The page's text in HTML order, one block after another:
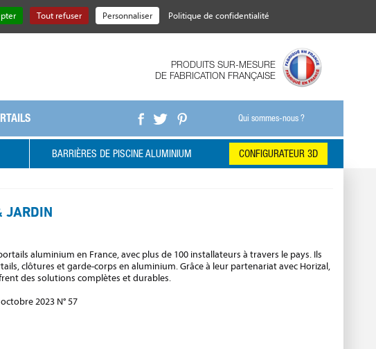
PRODUITS SUR-MESURE
DE FABRICATION FRANÇAISE
Qui sommes-nous ?
BARRIÈRES DE PISCINE ALUMINIUM CONFIGURATEUR 3D
JARDIN
aluminium en France, avec plus de 100 installateurs à travers le pays. Ils
clôtures et garde-corps en aluminium. Grâce à leur partenariat avec Horizal,
des solutions complètes et durables.
2023 N° 57
Tout refuser Personnaliser Politique de confidentialité